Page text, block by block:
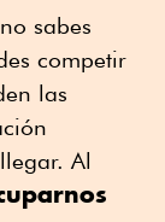
sabes
competir
las
Al